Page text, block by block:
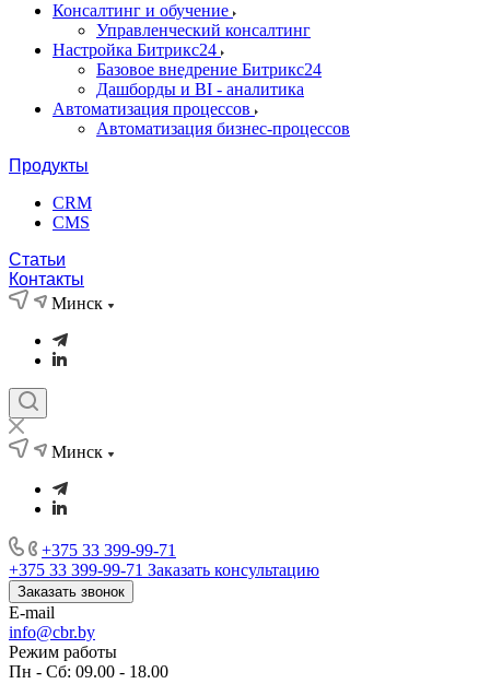
Консалтинг и обучение
Управленческий консалтинг
Настройка Битрикс24
Базовое внедрение Битрикс24
Дашборды и BI - аналитика
Автоматизация процессов
Автоматизация бизнес-процессов
Продукты
CRM
CMS
Статьи
Контакты
Минск
Минск
+375 33 399-99-71
+375 33 399-99-71 Заказать консультацию
Заказать звонок
E-mail
info@cbr.by
Режим работы
Пн - Сб: 09.00 - 18.00